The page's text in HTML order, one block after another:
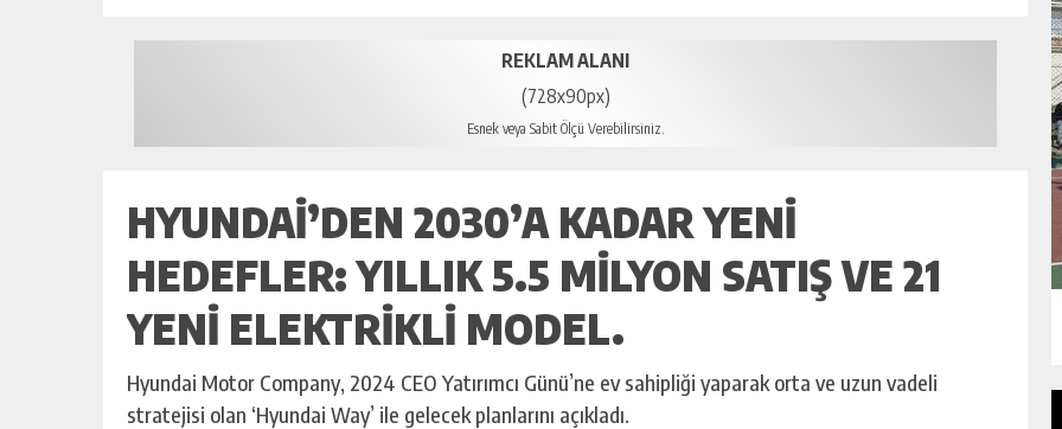
REKLAM ALANI
(728x90px)
Esnek veya Sabit Ölçü Verebilirsiniz.
HYUNDAI’DEN 2030’A KADAR YENI
HEDEFLER: YILLIK 5.5 MILYON SATIŞ VE 21
YENI ELEKTRIKLI MODEL.
Hyundai Motor Company, 2024 CEO Yatırımcı Günü’ne ev sahipliği yaparak orta ve uzun vadeli
stratejisi olan ‘Hyundai Way’ ile gelecek planlarını açıkladı.